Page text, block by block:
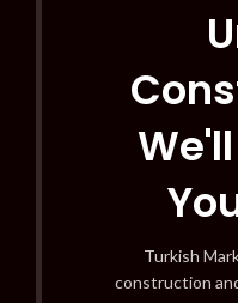
Turkish
construction